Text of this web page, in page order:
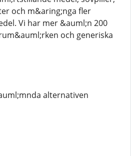
och m&aring;nga fler
Vi har mer &auml;n 200
och generiska
alternativen